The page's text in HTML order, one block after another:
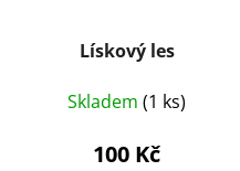
Lískový les
Skladem (1 ks)
100 Kč